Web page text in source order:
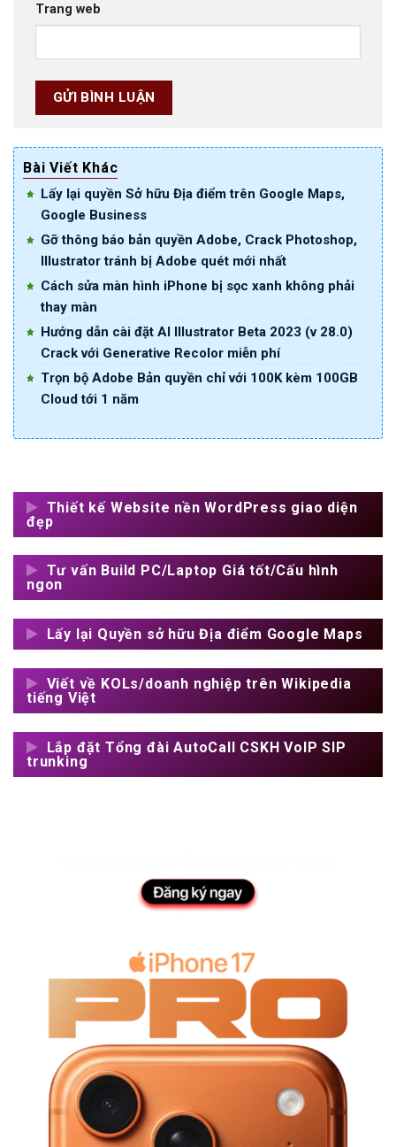
Trang web
Bài Viết Khác
Lấy lại quyền Sở hữu Địa điểm trên Google Maps,
Google Business
Gỡ thông báo bản quyền Adobe, Crack Photoshop,
Illustrator tránh bị Adobe quét mới nhất
Cách sửa màn hình iPhone bị sọc xanh không phải
thay màn
Hướng dẫn cài đặt AI Illustrator Beta 2023 (v 28.0)
Crack với Generative Recolor miễn phí
Trọn bộ Adobe Bản quyền chỉ với 100K kèm 100GB
Cloud tới 1 năm
Thiết kế Website nền WordPress giao diện
đẹp
Tư vấn Build PC/Laptop Giá tốt/Cấu hình
ngon
Lấy lại Quyền sở hữu Địa điểm Google Maps
Viết về KOLs/doanh nghiệp trên Wikipedia
tiếng Việt
Lắp đặt Tổng đài AutoCall CSKH VoIP SIP
trunking